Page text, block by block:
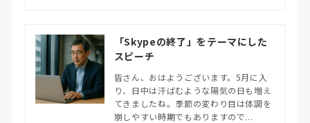
「Skypeの終了」をテーマにした
スピーチ
皆さん、おはようございます。5月に入
り、日中は汗ばむような陽気の日も増え
てきましたね。季節の変わり目は体調を
崩しやすい時期でもありますので...